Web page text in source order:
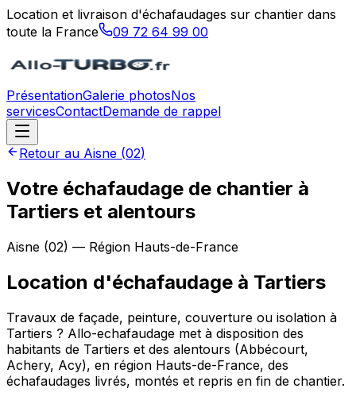
Location et livraison d'échafaudages sur chantier dans
toute la France
09 72 64 99 00
PrésentationGalerie photosNos
servicesContactDemande de rappel
Retour au Aisne (02)
Votre échafaudage de chantier à
Tartiers et alentours
Aisne (02) — Région Hauts-de-France
Location d'échafaudage à Tartiers
Travaux de façade, peinture, couverture ou isolation à
Tartiers ? Allo-echafaudage met à disposition des
habitants de Tartiers et des alentours (Abbécourt,
Achery, Acy), en région Hauts-de-France, des
échafaudages livrés, montés et repris en fin de chantier.